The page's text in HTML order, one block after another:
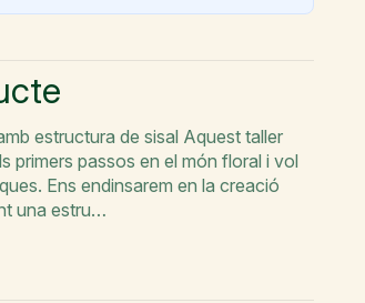
estructura de sisal Aquest taller
primers passos en el món floral i vol
Ens endinsarem en la creació
una estru…